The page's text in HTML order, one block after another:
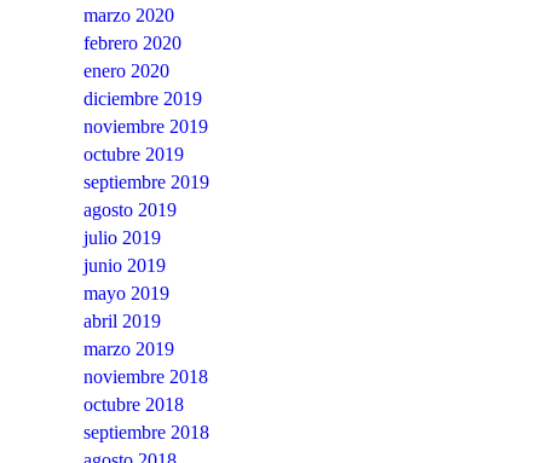
marzo 2020
febrero 2020
enero 2020
diciembre 2019
noviembre 2019
octubre 2019
septiembre 2019
agosto 2019
julio 2019
junio 2019
mayo 2019
abril 2019
marzo 2019
noviembre 2018
octubre 2018
septiembre 2018